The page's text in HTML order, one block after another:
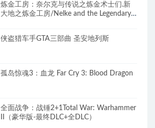
炼金工房：奈尔克与传说之炼金术士们.新
大地之炼金工房/Nelke and the Legendary
侠盗猎车手GTA三部曲 圣安地列斯
孤岛惊魂3：血龙 Far Cry 3: Blood Dragon
全面战争：战锤2+1Total War: Warhammer
II（豪华版-最终DLC+全DLC）